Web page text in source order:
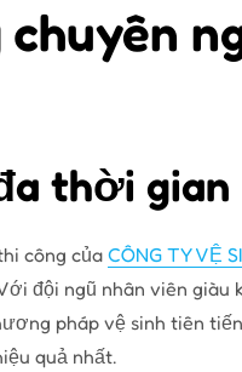
thời gian
công của CÔNG TY VỆ
đội ngũ nhân viên
pháp vệ sinh tiên
quả nhất.